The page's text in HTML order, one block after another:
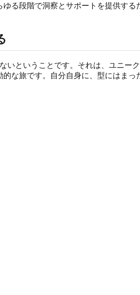
る段階で洞察とサポートを提供する
いということです。それは、ユニー
な旅です。自分自身に、型にはまっ